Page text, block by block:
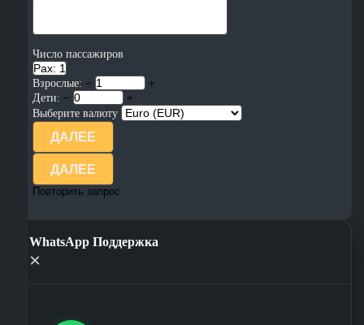
Число пассажиров
Pax: 1
Взрослые: −
+
Дети: −
+
Выберите валюту
ДАЛЕЕ
ДАЛЕЕ
Повторить запрос
WhatsApp Поддержка
×